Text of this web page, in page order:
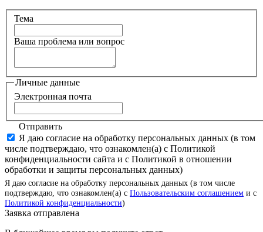
Тема
Ваша проблема или вопрос
Личные данные
Электронная почта
Отправить
Я даю согласие на обработку персональных данных (в том
числе подтверждаю, что ознакомлен(а) с Политикой
конфиденциальности сайта и с Политикой в отношении
обработки и защиты персональных данных)
Я даю согласие на обработку персональных данных (в том числе
подтверждаю, что ознакомлен(а) с Пользовательским соглашением и с
Политикой конфиденциальности)
Заявка отправлена